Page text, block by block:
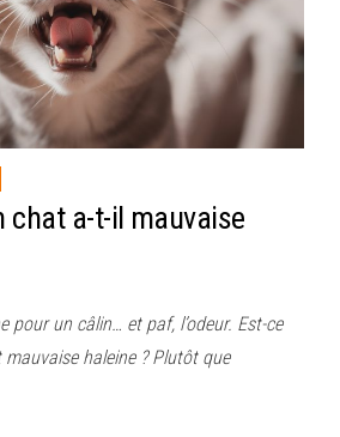
chat a-t-il mauvaise
pour un câlin… et paf, l’odeur. Est-ce
haleine ? Plutôt que